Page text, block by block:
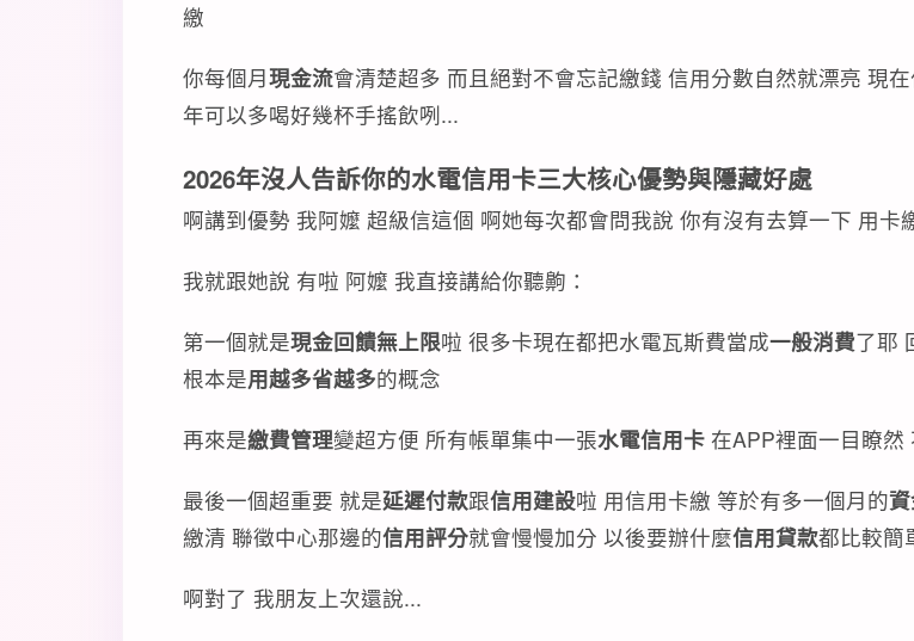
繳
你每個月現金流會清楚超多 而且絕對不會忘記繳錢 信用分數自然就漂亮 現
年可以多喝好幾杯手搖飲咧...
2026年沒人告訴你的水電信用卡三大核心優勢與隱藏好處
啊講到優勢 我阿嬤 超級信這個 啊她每次都會問我說 你有沒有去算一下 用卡
我就跟她說 有啦 阿嬤 我直接講給你聽齁：
第一個就是現金回饋無上限啦 很多卡現在都把水電瓦斯費當成一般消費了耶
根本是用越多省越多的概念
再來是繳費管理變超方便 所有帳單集中一張水電信用卡 在APP裡面一目瞭然
最後一個超重要 就是延遲付款跟信用建設啦 用信用卡繳 等於有多一個月的
繳清 聯徵中心那邊的信用評分就會慢慢加分 以後要辦什麼信用貸款都比較簡
啊對了 我朋友上次還說...